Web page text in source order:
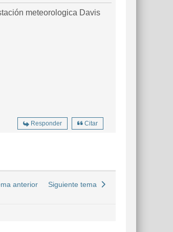
meteorologica Davis
Responder Citar
anterior Siguiente tema